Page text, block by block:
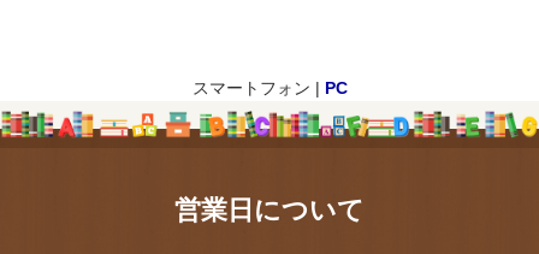
スマートフォン | PC
営業日について